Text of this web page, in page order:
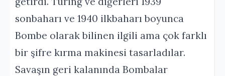
sonbaharı ve 1940 ilkbaharı boyunca
Bombe olarak bilinen ilgili ama çok farklı
bir şifre kırma makinesi tasarladılar.
Savaşın geri kalanında Bombalar